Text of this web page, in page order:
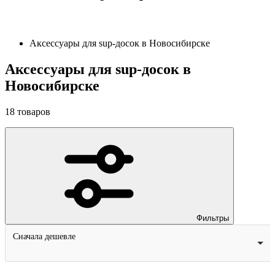
Аксессуары для sup-досок в Новосибирске
Аксессуары для sup-досок в
Новосибирске
18 товаров
Фильтры
Сначала дешевле